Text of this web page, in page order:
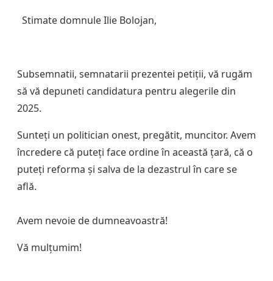
Stimate domnule Ilie Bolojan,
Subsemnatii, semnatarii prezentei petiții, vă rugăm
să vă depuneti candidatura pentru alegerile din
2025.
Sunteți un politician onest, pregătit, muncitor. Avem
încredere că puteți face ordine în această țară, că o
puteți reforma și salva de la dezastrul în care se
află.
Avem nevoie de dumneavoastră!
Vă mulțumim!